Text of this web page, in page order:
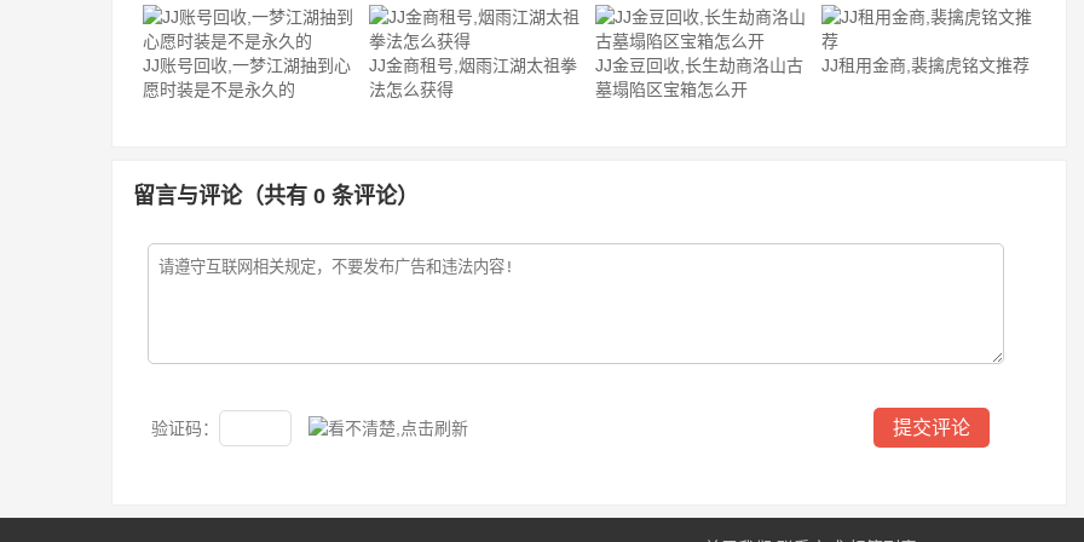
JJ账号回收,一梦江湖抽到心
愿时装是不是永久的
JJ金商租号,烟雨江湖太祖拳
法怎么获得
JJ金豆回收,长生劫商洛山古
墓塌陷区宝箱怎么开
JJ租用金商,裴擒虎铭文推荐
留言与评论（共有 0 条评论）
验证码：